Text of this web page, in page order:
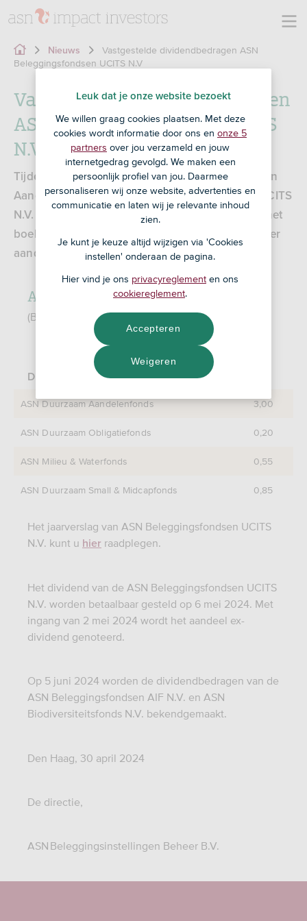
Nieuws
Vastgestelde dividendbedragen ASN
Beleggingsfondsen UCITS N.V
Vastgestelde dividendbedragen
ASN Beleggingsfondsen UCITS
N.V
Tijdens de jaarlijkse Algemene Vergaderingen van
Aandeelhouders van ASN Beleggingsfondsen UCITS
N.V. die op 26 april 2024 is gehouden, zijn over het
boekjaar 2023 de volgende dividendbedragen per
aandeel vastgesteld:
ASN Beleggingsfonds UCITS N.V
(Beleggingsmaatschappij met veranderlijk kapitaal)
Dividendbedragen per aandeel (in euro)
ASN Duurzaam Aandelenfonds 3,00
ASN Duurzaam Obligatiefonds 0,20
ASN Milieu & Waterfonds 0,55
ASN Duurzaam Small & Midcapfonds 0,85
Het jaarverslag van ASN Beleggingsfondsen UCITS
N.V. kunt u hier raadplegen.
Het dividend van de ASN Beleggingsfondsen UCITS
N.V. worden betaalbaar gesteld op 6 mei 2024. Met
ingang van 2 mei 2024 wordt het aandeel ex-
dividend genoteerd.
Op 5 juni 2024 worden de dividendbedragen van de
ASN Beleggingsfondsen AIF N.V. en ASN
Biodiversiteitsfonds N.V. bekendgemaakt.
Den Haag, 30 april 2024
De directie,
ASN Beleggingsinstellingen Beheer B.V.
Leuk dat je onze website bezoekt
We willen graag cookies plaatsen. Met deze
cookies wordt informatie door ons en onze 5
partners over jou verzameld en jouw
internetgedrag gevolgd. We maken een
persoonlijk profiel van jou. Daarmee
personaliseren wij onze website, advertenties en
communicatie en laten wij je relevante inhoud
zien.
Je kunt je keuze altijd wijzigen via 'Cookies
instellen' onderaan de pagina.
Hier vind je ons privacyreglement en ons
cookiereglement.
Weigeren
Accepteren